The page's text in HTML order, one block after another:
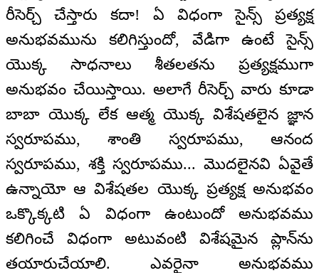
రీసెర్చ్ చేస్తారు కదా! ఏ విధంగా సైన్స్ ప్రత్యక్ష
అనుభవమును కలిగిస్తుందో, వేడిగా ఉంటే సైన్స్
యొక్క సాధనాలు శీతలతను ప్రత్యక్షముగా
అనుభవం చేయిస్తాయి. అలాగే రీసెర్చ్ వారు కూడా
బాబా యొక్క లేక ఆత్మ యొక్క విశేషతలైన జ్ఞాన
స్వరూపము, శాంతి స్వరూపము, ఆనంద
స్వరూపము, శక్తి స్వరూపము... మొదలైనవి ఏవైతే
ఉన్నాయో ఆ విశేషతల యొక్క ప్రత్యక్ష అనుభవం
ఒక్కొక్కటి ఏ విధంగా ఉంటుందో అనుభవము
కలిగించే విధంగా అటువంటి విశేషమైన ప్లాన్‌ను
తయారుచేయాలి. ఎవరైనా అనుభవము